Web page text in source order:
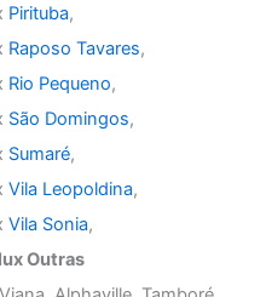
Pirituba,
Raposo Tavares,
Rio Pequeno,
São Domingos,
Sumaré,
Vila Leopoldina,
Vila Sonia,
Outras